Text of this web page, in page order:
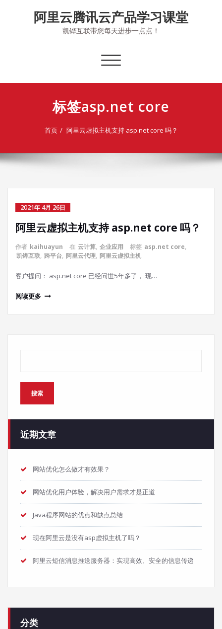
阿里云腾讯云产品学习课堂
凯铧互联带您每天进步一点点！
切
导
标签asp.net core
首页 阿里云虚拟主机支持 asp.net core 吗？
2021年 4月 26日
阿里云虚拟主机支持 asp.net core 吗？
作者 kaihuayun 在 云计算, 企业应用 标签 asp.net core,
凯铧互联, 跨平台, 阿里云代理, 阿里云虚拟主机
客户提问： asp.net core 已经问世5年多了， 现…
阅读更多
搜索
近期文章
网站优化怎么做才有效果？
网站优化用户体验，解决用户需求才是正道
Java程序网站的优点和缺点总结
现在阿里云是没有asp虚拟主机了吗？
阿里云短信消息推送服务器：实现高效、安全的信息传递
分类